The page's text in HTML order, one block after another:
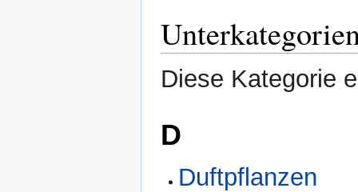
Diese Kategorie
D
Duftpflanzen